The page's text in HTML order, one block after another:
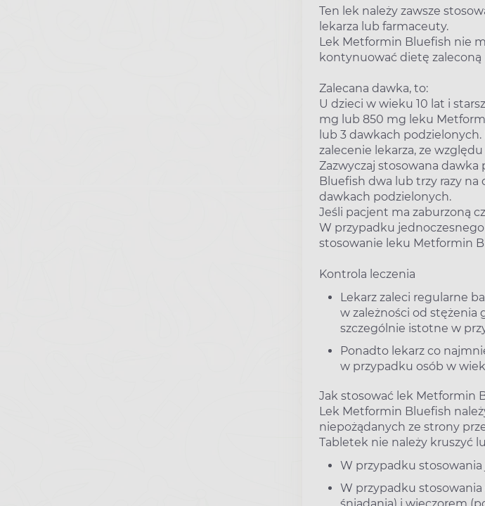
Ten lek należy zawsze
lekarza lub farmaceuty.
Lek Metformin Bluefish nie
kontynuować dietę zaleconą
Zalecana dawka, to:
U dzieci w wieku 10 lat i
mg lub 850 mg leku
lub 3 dawkach
zalecenie lekarza, ze
Zazwyczaj stosowana
Bluefish dwa lub trzy razy
dawkach podzielonych.
Jeśli pacjent ma zaburzoną
W przypadku
stosowanie leku Metformin
Kontrola leczenia
Lekarz zaleci regularne
w zależności od stężenia
szczególnie istotne w
Ponadto lekarz co
w przypadku osób w
Jak stosować lek Metformin
Lek Metformin Bluefish
niepożądanych ze strony
Tabletek nie należy kruszyć
W przypadku stosowania
W przypadku